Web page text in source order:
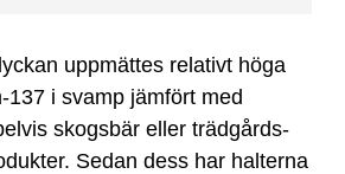
uppmättes relativt höga
137 i svamp jämfört med
skogsbär eller trädgårds-
Sedan dess har halterna